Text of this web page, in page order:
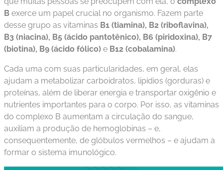
B exerce um papel crucial no organismo. Fazem parte
desse grupo as vitaminas B1 (tiamina), B2 (riboflavina),
B3 (niacina), B5 (ácido pantotênico), B6 (piridoxina), B7
(biotina), B9 (ácido fólico) e B12 (cobalamina).
Cada uma com suas particularidades, em geral, elas
ajudam a metabolizar carboidratos, lipídios (gorduras) e
proteínas, além de liberar energia e transportar oxigênio e
nutrientes importantes para o corpo. Por isso, as vitaminas
do complexo B aumentam a circulação do sangue,
auxiliam a produção de hemoglobinas – e,
consequentemente, de glóbulos vermelhos – e ajudam a
formar o sistema imunológico.